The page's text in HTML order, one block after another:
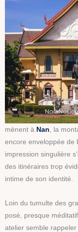
mènent à Nan , la
encore enveloppée de
impression singulière
des itinéraires trop
intime de son identité.
Loin du tumulte des
posé, presque
atelier semble